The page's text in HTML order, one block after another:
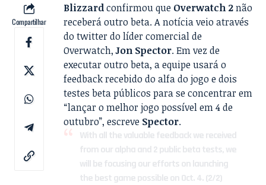
Compartilhar
Blizzardconfirmou que Overwatch 2não
receberá outro beta. A notícia veio através
do twitter do líder comercial de
Overwatch,Jon Spector. Em vez de
executar outro beta, a equipe usará o
feedback recebido do alfa do jogo e dois
testes beta públicos para se concentrar em
“lançar o melhor jogo possível em 4 de
outubro”, escreve Spector.
With all the valuable feedback we received
from our alpha and 2 public beta tests, we
will be focusing our efforts on launching
the best game possible on Oct. 4. (2/2)